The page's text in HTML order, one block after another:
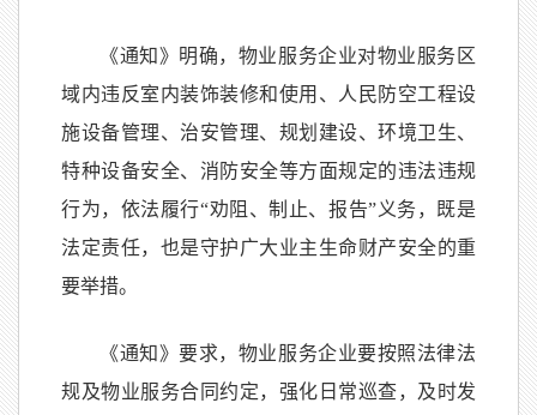
《通知》明确，物业服务企业对物业服务区
域内违反室内装饰装修和使用、人民防空工程设
施设备管理、治安管理、规划建设、环境卫生、
特种设备安全、消防安全等方面规定的违法违规
行为，依法履行“劝阻、制止、报告”义务，既是
法定责任，也是守护广大业主生命财产安全的重
要举措。
《通知》要求，物业服务企业要按照法律法
规及物业服务合同约定，强化日常巡查，及时发